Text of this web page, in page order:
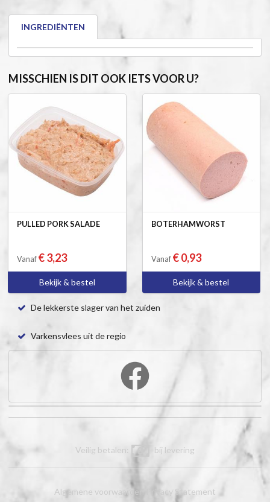
INGREDIËNTEN
MISSCHIEN IS DIT OOK IETS VOOR U?
PULLED PORK SALADE
Vanaf € 3,23
Bekijk & bestel
BOTERHAMWORST
Vanaf € 0,93
Bekijk & bestel
De lekkerste slager van het zuiden
Varkensvlees uit de regio
Veilig betalen: bij levering
Algemene voorwaarden Privacy Statement